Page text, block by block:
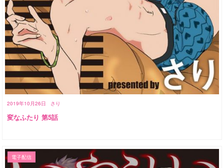
2019年10月26日 さり
変なふたり 第5話
電子配信